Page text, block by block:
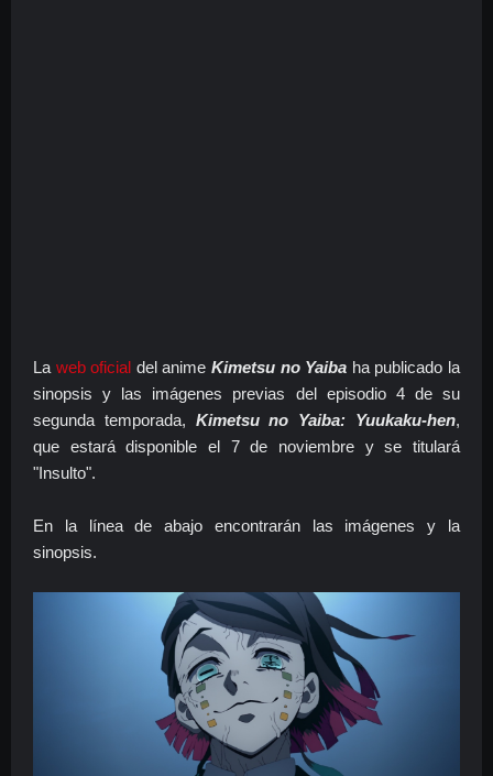
La web oficial del animeKimetsu no Yaiba ha publicado la
sinopsis y las imágenes previas del episodio 4 de su
segunda temporada, Kimetsu no Yaiba: Yuukaku-hen,
que estará disponible el 7 de noviembre y se titulará
"Insulto".
En la línea de abajo encontrarán las imágenes y la
sinopsis.